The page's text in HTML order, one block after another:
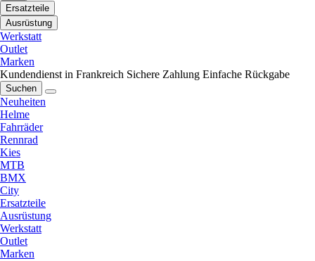
Ersatzteile
Ausrüstung
Werkstatt
Outlet
Marken
Kundendienst in Frankreich Sichere Zahlung Einfache Rückgabe
Suchen
Neuheiten
Helme
Fahrräder
Rennrad
Kies
MTB
BMX
City
Ersatzteile
Ausrüstung
Werkstatt
Outlet
Marken